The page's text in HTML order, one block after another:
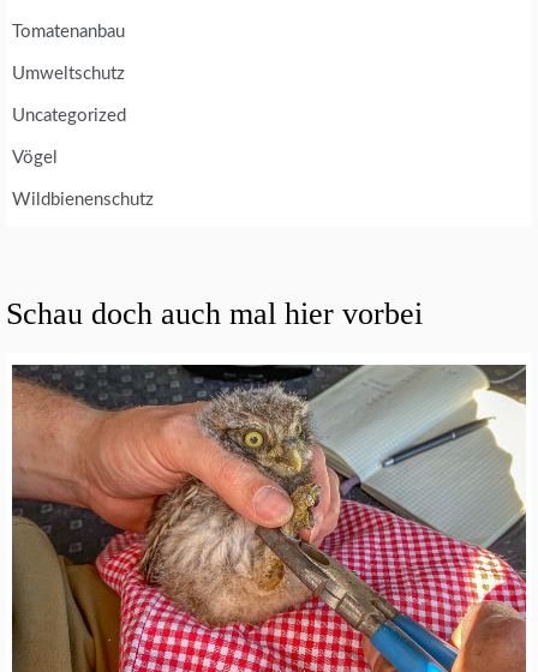
Tomatenanbau
Umweltschutz
Uncategorized
Vögel
Wildbienenschutz
Schau doch auch mal hier vorbei